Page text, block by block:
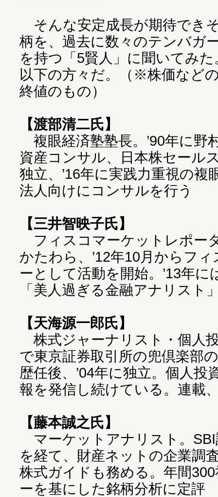
そんな安定成長が期待でき
柄を、過去に数々のテンバガ
を持つ「5賢人」に聞いてみ
以下の方々だ。（※株価など
終値のもの）
【渡部清二氏】
複眼経済塾塾長。’90年に野
資産コンサル、日本株セール
独立、’16年に実践力重視の複
法人向けにコンサルを行う
【三井智映子氏】
フィスコマーケットレポー
かたわら、’12年10月からフ
ーとして活動を開始。’13年
「美人過ぎる金融アナリスト
【天海源一郎氏】
株式ジャーナリスト・個人
で東京証券取引所の兜倶楽部
歴任後、’04年に独立。個人
報を発信し続けている。連載
【藤本誠之氏】
マーケットアナリスト。
を経て、財産ネットの企業調
株式ガイドも務める。年間
ーを基にした銘柄分析に定評